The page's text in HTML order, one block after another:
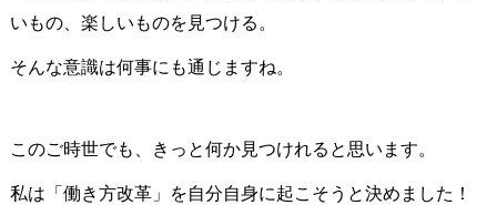
いもの、楽しいものを見つける。
そんな意識は何事にも通じますね。
このご時世でも、きっと何か見つけれると思います。
私は「働き方改革」を自分自身に起こそうと決めました！